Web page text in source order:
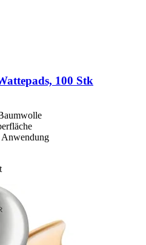
100 Stk
Anwendung